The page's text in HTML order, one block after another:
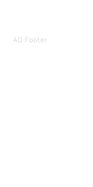
AD Footer